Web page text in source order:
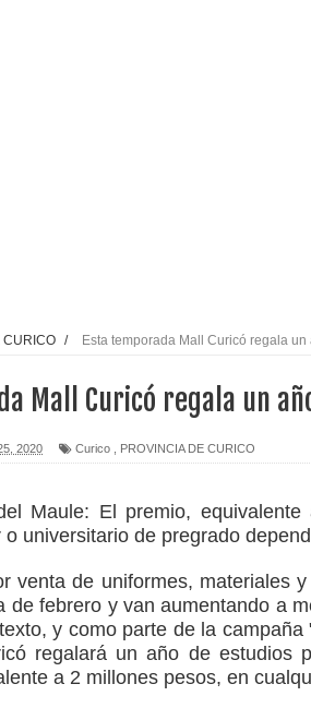
despliegue para apoyar a niños y adolescentes
el creciente interés por las culturas
al Gobierno en medio de denuncias por
eléctrica en la alta cordillera del
en tecnología educativa con nuevas pantallas
escolar
gasto por viajes y traslados con $133 millones
desde la cárcel de Talca
del Chancho en Talca tras caída de ramas
CURICO / Esta temporada Mall Curicó regala
Mall Curicó regala un
2020 Curico PROVINCIA DE CURICO
Maule: El premio,
universitario de pregrado
venta de uniformes, materiales
de febrero y van aumentando a
y como parte de la
regalará un año de estudios
a 2 millones pesos, en